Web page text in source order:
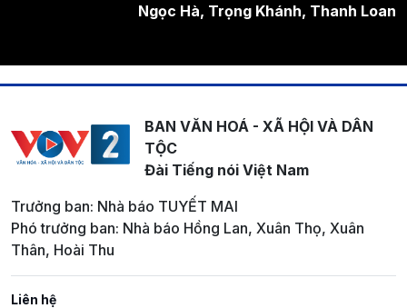
Ngọc Hà, Trọng Khánh, Thanh Loan
BAN VĂN HOÁ - XÃ HỘI VÀ DÂN
TỘC
Đài Tiếng nói Việt Nam
Trưởng ban: Nhà báo TUYẾT MAI
Phó trưởng ban: Nhà báo Hồng Lan, Xuân Thọ, Xuân
Thân, Hoài Thu
Liên hệ